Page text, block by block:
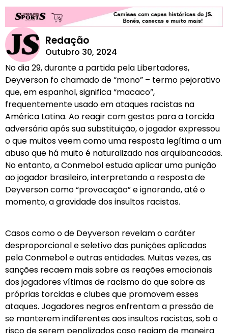
Redação
Outubro 30, 2024
No dia 29, durante a partida pela Libertadores,
Deyverson fo chamado de “mono” – termo pejorativo
que, em espanhol, significa “macaco”,
frequentemente usado em ataques racistas na
América Latina. Ao reagir com gestos para a torcida
adversária após sua substituição, o jogador expressou
o que muitos veem como uma resposta legítima a um
abuso que há muito é naturalizado nas arquibancadas.
No entanto, a Conmebol estuda aplicar uma punição
ao jogador brasileiro, interpretando a resposta de
Deyverson como “provocação” e ignorando, até o
momento, a gravidade dos insultos racistas.
Casos como o de Deyverson revelam o caráter
desproporcional e seletivo das punições aplicadas
pela Conmebol e outras entidades. Muitas vezes, as
sanções recaem mais sobre as reações emocionais
dos jogadores vítimas de racismo do que sobre as
próprias torcidas e clubes que promovem esses
ataques. Jogadores negros enfrentam a pressão de
se manterem indiferentes aos insultos racistas, sob o